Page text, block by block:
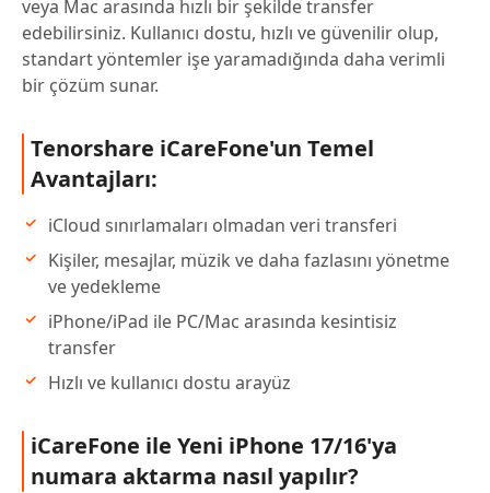
veya Mac arasında hızlı bir şekilde transfer
edebilirsiniz. Kullanıcı dostu, hızlı ve güvenilir olup,
standart yöntemler işe yaramadığında daha verimli
bir çözüm sunar.
Tenorshare iCareFone'un Temel
Avantajları:
iCloud sınırlamaları olmadan veri transferi
Kişiler, mesajlar, müzik ve daha fazlasını yönetme
ve yedekleme
iPhone/iPad ile PC/Mac arasında kesintisiz
transfer
Hızlı ve kullanıcı dostu arayüz
iCareFone ile Yeni iPhone 17/16'ya
numara aktarma nasıl yapılır?